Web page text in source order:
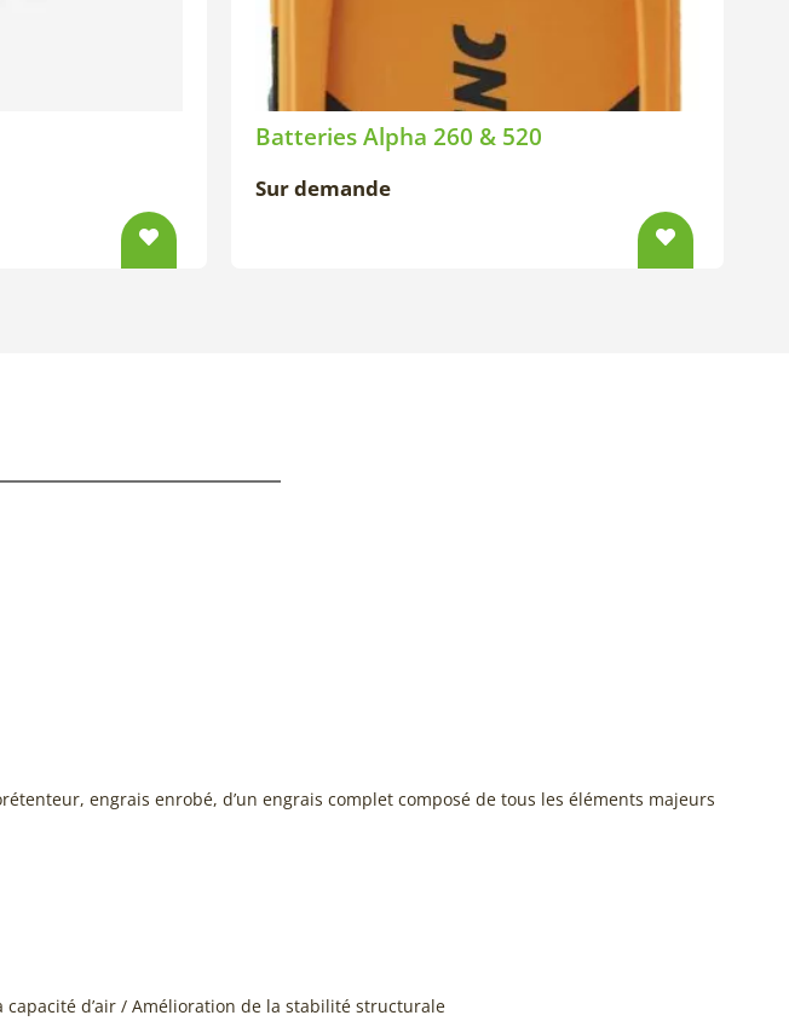
Batteries Alpha 260 & 520
Sur demande
engrais enrobé, d’un engrais complet composé de tous les éléments majeurs
capacité d’air / Amélioration de la stabilité structurale